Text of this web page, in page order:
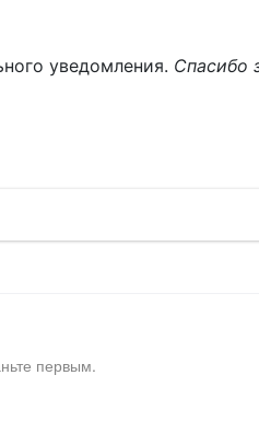
уведомления. Спасибо
первым.